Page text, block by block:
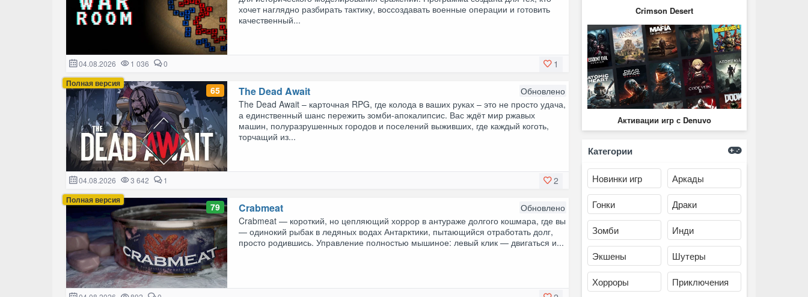
хочет наглядно разбирать тактику, воссоздавать военные операции и готовить
качественный...
1
04.08.2026 1 036 0
Полная версия
65 The Dead Await
Обновлено
The Dead Await – карточная RPG, где колода в ваших руках – это не просто удача,
а единственный шанс пережить зомби-апокалипсис. Вас ждёт мир ржавых
машин, полуразрушенных городов и поселений выживших, где каждый коготь,
торчащий из...
2
04.08.2026 3 642 1
Полная версия
79 Crabmeat
Обновлено
Crabmeat — короткий, но цепляющий хоррор в антураже долгого кошмара, где вы
— одинокий рыбак в ледяных водах Антарктики, пытающийся отработать долг,
просто родившись. Управление полностью мышиное: левый клик — двигаться и...
Crimson Desert
Активации игр с Denuvo
Категории
Новинки игр Аркады
Гонки Драки
Зомби Инди
Экшены Шутеры
Хорроры Приключения